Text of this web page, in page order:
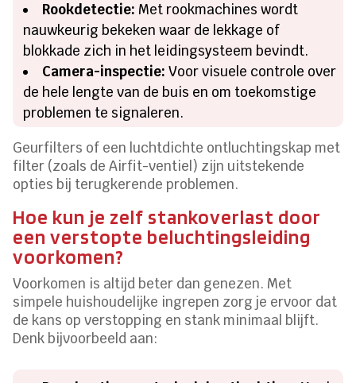
Rookdetectie: Met rookmachines wordt
nauwkeurig bekeken waar de lekkage of
blokkade zich in het leidingsysteem bevindt.
Camera-inspectie: Voor visuele controle over
de hele lengte van de buis en om toekomstige
problemen te signaleren.
Geurfilters of een luchtdichte ontluchtingskap met
filter (zoals de Airfit-ventiel) zijn uitstekende
opties bij terugkerende problemen.
Hoe kun je zelf stankoverlast door
een verstopte beluchtingsleiding
voorkomen?
Voorkomen is altijd beter dan genezen. Met
simpele huishoudelijke ingrepen zorg je ervoor dat
de kans op verstopping en stank minimaal blijft.
Denk bijvoorbeeld aan: